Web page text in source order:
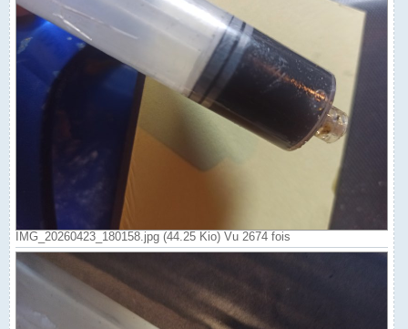
IMG_20260423_180158.jpg (44.25 Kio) Vu 2674 fois